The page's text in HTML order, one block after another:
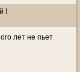
!
лет не пьет